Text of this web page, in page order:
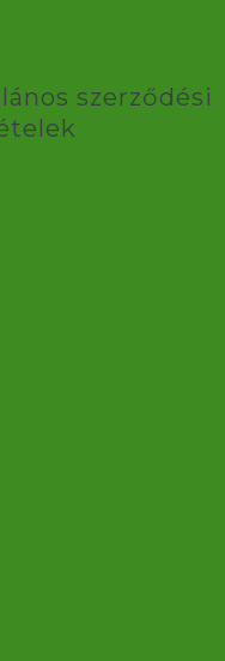
szerződési